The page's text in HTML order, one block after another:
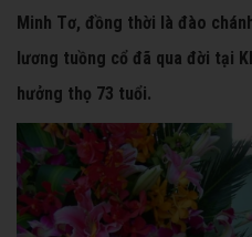
Minh Tơ, đồng thời là đào
lương tuồng cổ đã qua đời tại
hưởng thọ 73 tuổi.